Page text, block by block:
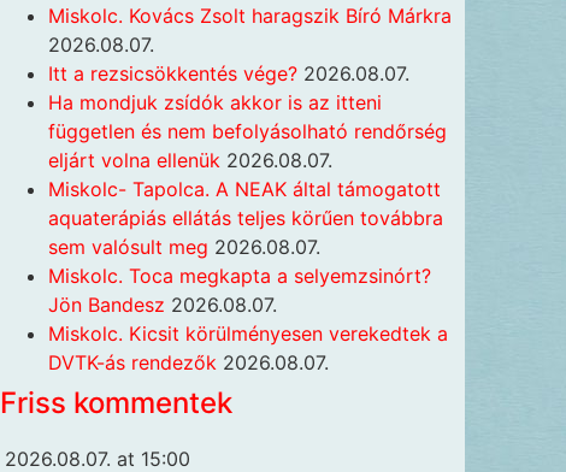
Miskolc. Kovács Zsolt haragszik Bíró Márkra
2026.08.07.
Itt a rezsicsökkentés vége? 2026.08.07.
Ha mondjuk zsídók akkor is az itteni
független és nem befolyásolható rendőrség
eljárt volna ellenük 2026.08.07.
Miskolc- Tapolca. A NEAK által támogatott
aquaterápiás ellátás teljes körűen továbbra
sem valósult meg 2026.08.07.
Miskolc. Toca megkapta a selyemzsinórt?
Jön Bandesz 2026.08.07.
Miskolc. Kicsit körülményesen verekedtek a
DVTK-ás rendezők 2026.08.07.
Friss kommentek
2026.08.07. at 15:00